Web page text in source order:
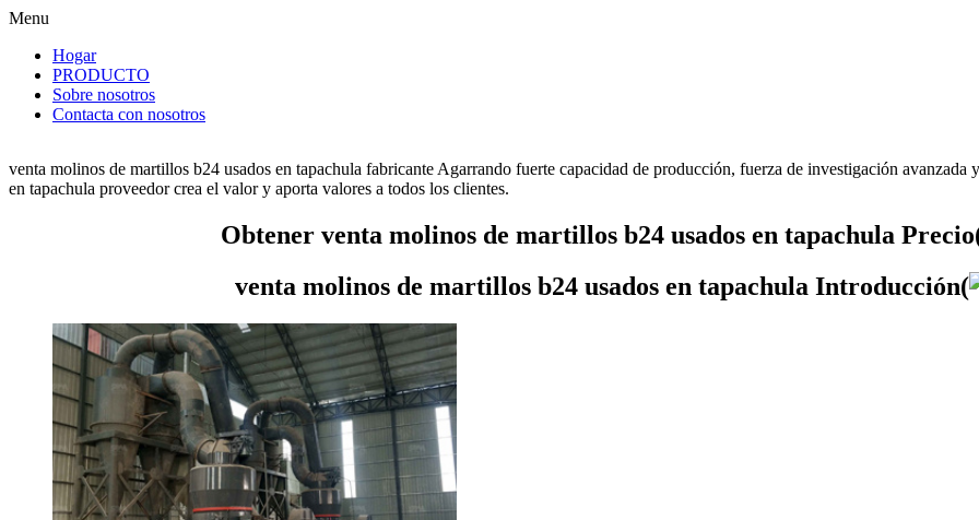
Menu
Hogar
PRODUCTO
Sobre nosotros
Contacta con nosotros
venta molinos de martillos b24 usados en tapachula fabricante Agarrando fuerte capacidad de producción, fuerza de investigación
en tapachula proveedor crea el valor y aporta valores a todos los clientes.
Obtener venta molinos de martillos b24 usados en tapachula
venta molinos de martillos b24 usados en tapachula Introducción(